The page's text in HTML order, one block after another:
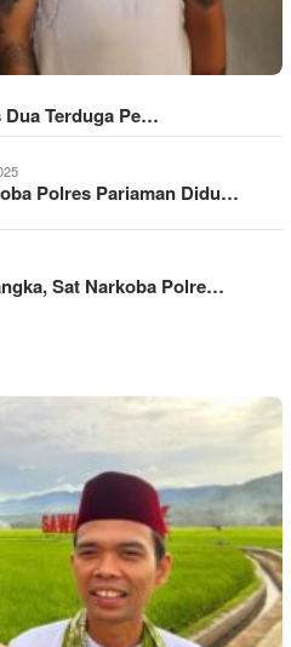
Terduga Pe…
Polres Pariaman Didu…
Sat Narkoba Polre…